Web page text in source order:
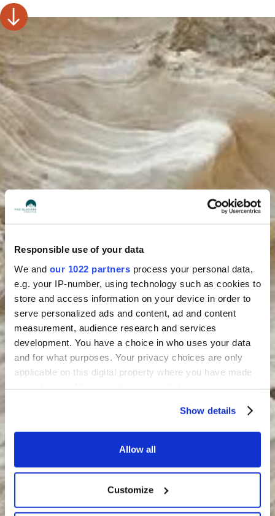
Responsible use of your data
We and our 1022 partners process your personal data,
e.g. your IP-number, using technology such as cookies to
store and access information on your device in order to
serve personalized ads and content, ad and content
measurement, audience research and services
development. You have a choice in who uses your data
and for what purposes. Your privacy choices are only
applicable on this digital property where you have made
If you allow, we would also like to:
location which can be accurate to within several
Identify your device by actively scanning it for
Show details
Allow all
Customize